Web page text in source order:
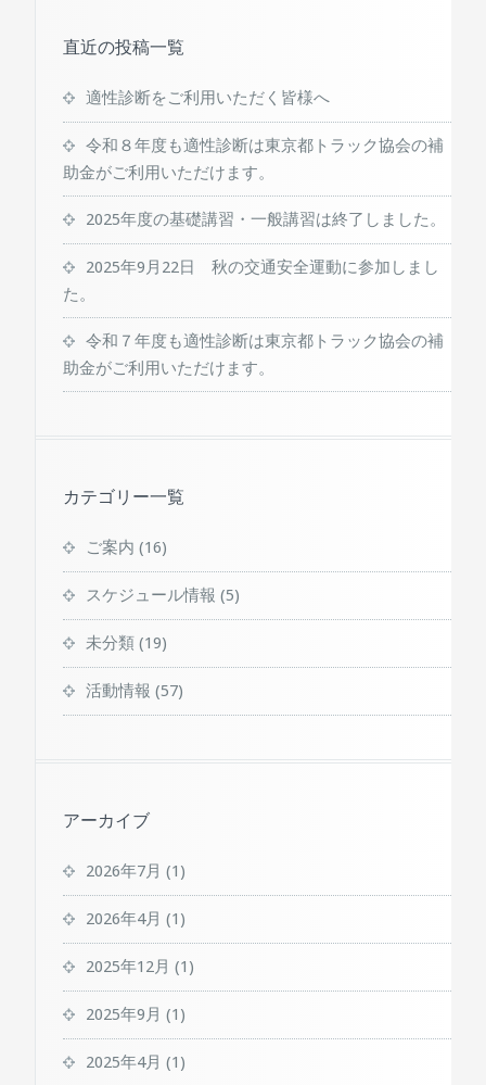
直近の投稿一覧
適性診断をご利用いただく皆様へ
令和８年度も適性診断は東京都トラック協会の補
助金がご利用いただけます。
2025年度の基礎講習・一般講習は終了しました。
2025年9月22日 秋の交通安全運動に参加しまし
た。
令和７年度も適性診断は東京都トラック協会の補
助金がご利用いただけます。
カテゴリー一覧
ご案内 (16)
スケジュール情報 (5)
未分類 (19)
活動情報 (57)
アーカイブ
2026年7月 (1)
2026年4月 (1)
2025年12月 (1)
2025年9月 (1)
2025年4月 (1)